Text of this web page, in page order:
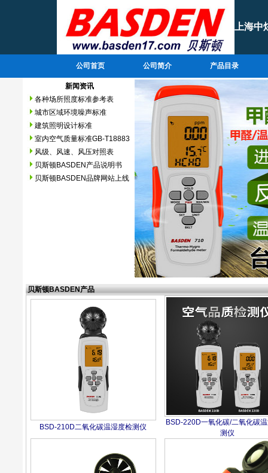
上海
公司首页 公司简介 产品目录
新闻资讯
各种场所照度标准参考表
城市区域环境噪声标准
建筑照明设计标准
室内空气质量标准GB-T18883
风级、风速、风压对照表
贝斯顿BASDEN产品说明书
贝斯顿BASDEN品牌网站上线
贝斯顿BASDEN产品
BSD-210D二氧化碳温湿度检测仪
BSD-220D一氧化碳/二氧化碳
测仪